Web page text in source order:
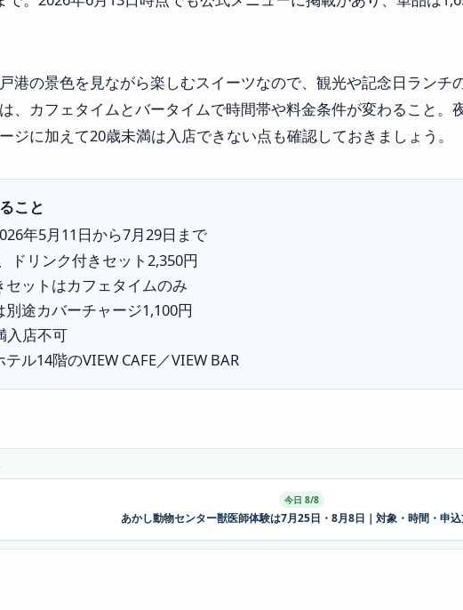
港の景色を見ながら楽しむスイーツなので、観光や記念日ランチ
、カフェタイムとバータイムで時間帯や料金条件が変わること。
ジに加えて20歳未満は入店できない点も確認しておきましょう。
こと
年5月11日から7月29日まで
ドリンク付きセット2,350円
セットはカフェタイムのみ
途カバーチャージ1,100円
入店不可
ル14階のVIEW CAFE／VIEW BAR
今日 8/8
あかし動物センター獣医師体験は7月25日・8月8日｜対象・時間・申